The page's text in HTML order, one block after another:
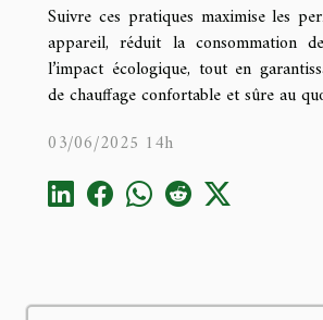
Suivre ces pratiques maximise les
appareil, réduit la consommation
l’impact écologique, tout en
de chauffage confortable et sûre au
03/06/2025 14h